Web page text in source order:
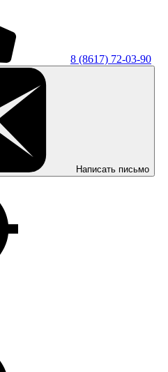
8 (8617) 72-03-90
Написать письмо